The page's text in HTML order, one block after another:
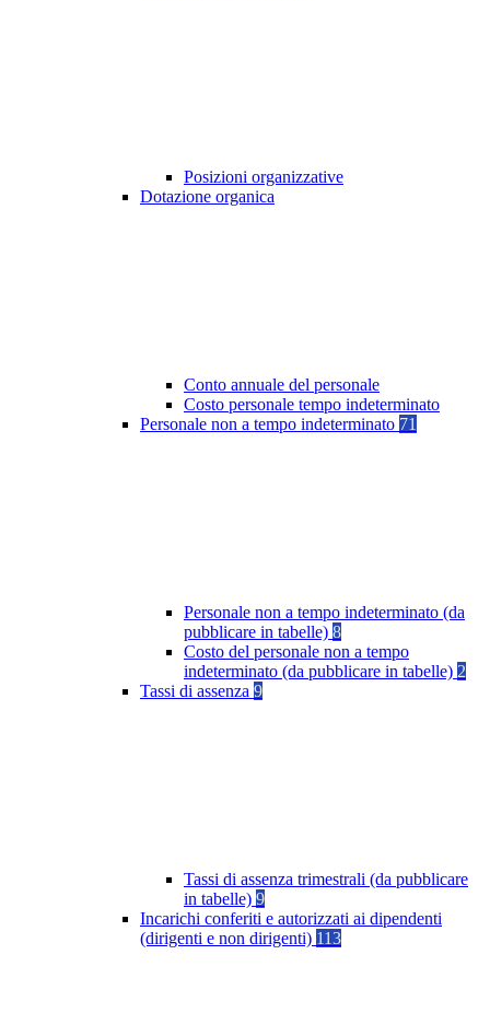
Posizioni organizzative
Dotazione organica
Conto annuale del personale
Costo personale tempo indeterminato
Personale non a tempo indeterminato 71
Personale non a tempo indeterminato (da
pubblicare in tabelle) 8
Costo del personale non a tempo
indeterminato (da pubblicare in tabelle) 2
Tassi di assenza 9
Tassi di assenza trimestrali (da pubblicare
in tabelle) 9
Incarichi conferiti e autorizzati ai dipendenti
(dirigenti e non dirigenti) 113